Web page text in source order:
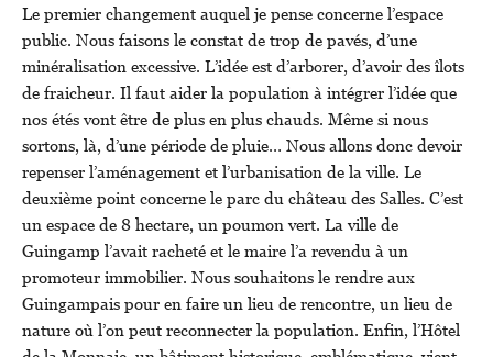
Le premier changement auquel je pense concerne l’espace
public. Nous faisons le constat de trop de pavés, d’une
minéralisation excessive. L’idée est d’arborer, d’avoir des îlots
de fraicheur. Il faut aider la population à intégrer l’idée que
nos étés vont être de plus en plus chauds. Même si nous
sortons, là, d’une période de pluie… Nous allons donc devoir
repenser l’aménagement et l’urbanisation de la ville. Le
deuxième point concerne le parc du château des Salles. C’est
un espace de 8 hectare, un poumon vert. La ville de
Guingamp l’avait racheté et le maire l’a revendu à un
promoteur immobilier. Nous souhaitons le rendre aux
Guingampais pour en faire un lieu de rencontre, un lieu de
nature où l’on peut reconnecter la population. Enfin, l’Hôtel